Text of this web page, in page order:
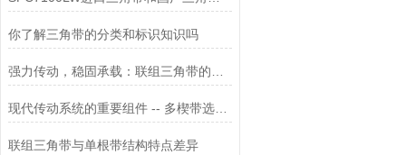
你了解三角带的分类和标识知识吗
现代传动系统的重要组件 -- 多楔带选型与维护
联组三角带与单根带结构特点差异